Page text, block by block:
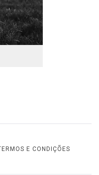
E CONDIÇÕES